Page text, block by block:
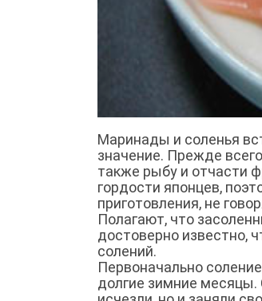
Маринады и соленья
значение. Прежде
также рыбу и отчасти
гордости японцев,
приготовления, не
Полагают, что
достоверно известно,
солений.
Первоначально
долгие зимние месяцы.